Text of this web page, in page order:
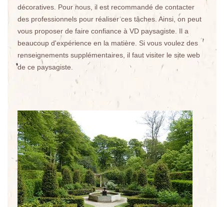
décoratives. Pour nous, il est recommandé de contacter
des professionnels pour réaliser ces tâches. Ainsi, on peut
vous proposer de faire confiance à VD paysagiste. Il a
beaucoup d'expérience en la matière. Si vous voulez des
renseignements supplémentaires, il faut visiter le site web
de ce paysagiste.